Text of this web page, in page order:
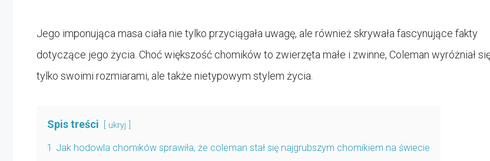
Jego imponująca masa ciała nie tylko przyciągała uwagę, ale również skrywała fascynujące fakty
dotyczące jego życia. Choć większość chomików to zwierzęta małe i zwinne, Coleman wyróżniał
tylko swoimi rozmiarami, ale także nietypowym stylem życia.
Spis treści ukryj
1 Jak hodowla chomików sprawiła, że coleman stał się najgrubszym chomikiem na świecie